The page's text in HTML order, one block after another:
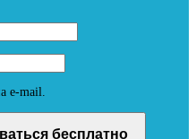
e-mail.